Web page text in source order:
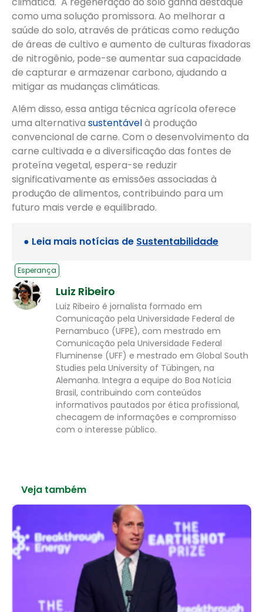
como uma solução promissora. Ao melhorar a
saúde do solo, através de práticas como redução
de áreas de cultivo e aumento de culturas fixadoras
de nitrogênio, pode-se aumentar sua capacidade
de capturar e armazenar carbono, ajudando a
mitigar as mudanças climáticas.
Além disso, essa antiga técnica agrícola oferece
uma alternativa sustentávelà produção
convencional de carne. Com o desenvolvimento da
carne cultivada e a diversificação das fontes de
proteína vegetal, espera-se reduzir
significativamente as emissões associadas à
produção de alimentos, contribuindo para um
futuro mais verde e equilibrado.
● Leia mais notícias de Sustentabilidade
Esperança
Luiz Ribeiro
Luiz Ribeiro é jornalista formado em
Comunicação pela Universidade Federal de
Pernambuco (UFPE), com mestrado em
Comunicação pela Universidade Federal
Fluminense (UFF) e mestrado em Global South
Studies pela University of Tübingen, na
Alemanha. Integra a equipe do Boa Notícia
Brasil, contribuindo com conteúdos
informativos pautados por ética profissional,
checagem de informações e compromisso
com o interesse público.
Veja também